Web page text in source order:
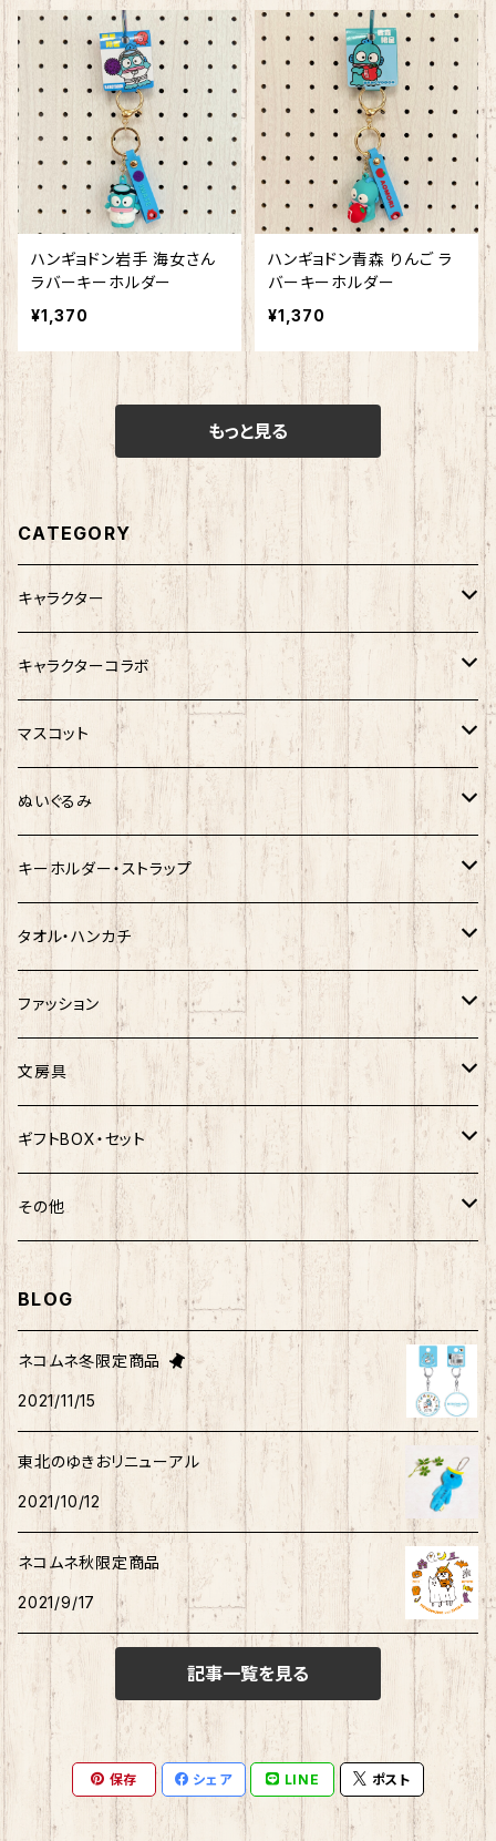
ハンギョドン岩手 海女さん
ラバーキーホルダー
¥1,370
ハンギョドン青森 りんご ラ
バーキーホルダー
¥1,370
もっと見る
CATEGORY
キャラクター
サンリオキャラクター
キティ
シナモロール
ハンギョドン
ぐでたま
ポムポムプリン
ポチャッコ
ばつ丸
マイメロディ
けろっぴ
タキシードサム
こぎみゅん
ウィッシュミーメル
リトルツインスターズ
あひるのペックル
おさるのもんきち
マロンクリーム
みんなのたあ坊
ネコムネandシバ
モケケ
ゆきお
ホヤぼーや
ご当地ベア
スヌーピー
赤べこ・ガラガラべこ
マッチョシリーズ
もちシリーズ
旅するマメしば
旅カワウソ・しばいぬ
むすび丸
秋田犬
ご当地ハムスター
ポプテピピック
わさお
キャラクターコラボ
サンリオ×おえかきさん
新幹線×ご当地ベア
サンリオ×ネコムネandシバ
楽天ゴールデンイーグルス×ネコムネandシバ
楽天ゴールデンイーグルス×おえかきさん
楽天ゴールデンイーグルス×ご当地ベア
ネコムネandシバ×鳥獣戯画
楽天ゴールデンイーグルス×もちシリーズ
サンリオ×ご当地ベア
マスコット
ゆきお
モケケ
ご当地ベア
秋田犬
しばっころ
わさお
むすび丸
ホヤぼーや
キティ
ネコムネandシバ
ご当地ハムスター
ぬいぐるみ
ホヤぼーや
その他
ご当地ベア
秋田犬
しばっころ
わさお
むすび丸
ネコムネandシバ
キーホルダー・ストラップ
ポプテピピック
ホヤぼーや
スヌーピー
秋田犬
わさお
むすび丸
ネコムネ
ゆきお
おそ松さん
サンリオキャラクター他
タオル・ハンカチ
ホヤぼーや
秋田犬
キティ
むすび丸
ミニオン
わさお
ネコムネandシバ
ファッション
Tシャツ
ネクタイ
靴下
ルームシューズ
パーカー・トレーナー
文房具
ボールペン
マグネット
クリアファイル
ステッカー
ピンバッチ
御朱印帳
ノート
缶バッチ
スライド缶
しおり
ギフトBOX・セット
福袋
その他
トートバック
その他雑貨
ホヤぼーや
ボクサーパンツ
マスク
アクリルスタンド
BLOG
ネコムネ冬限定商品
2021/11/15
東北のゆきおリニューアル
2021/10/12
ネコムネ秋限定商品
2021/9/17
記事一覧を見る
保存 シェア LINE ポスト